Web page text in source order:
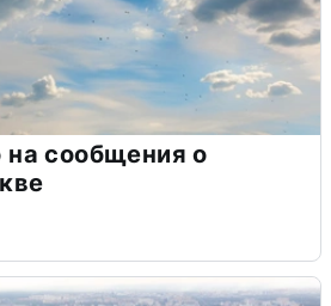
сообщения о